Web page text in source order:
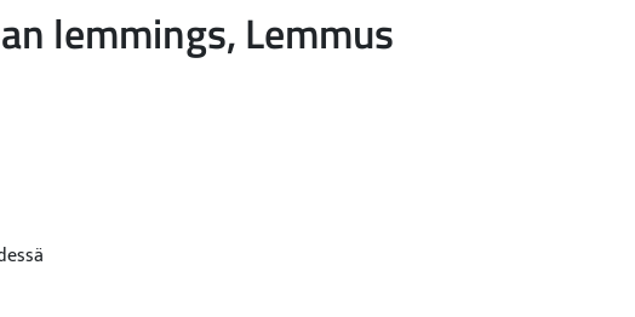
lemmings, Lemmus